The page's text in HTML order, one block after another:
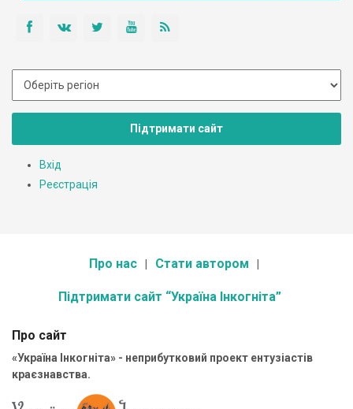
Підтримати сайт
Вхід
Реєстрація
Про нас Стати автором
Підтримати сайт “Україна Інкогніта”
Про сайт
«Україна Інкогніта» - неприбутковий проект ентузіастів
краєзнавства.